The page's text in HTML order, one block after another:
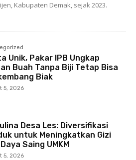
Kabupaten Demak, sejak 2023.
Unik, Pakar IPB Ungkap
Buah Tanpa Biji Tetap Bisa
Biak
5, 2026
Desa Les: Diversifikasi
untuk Meningkatkan Gizi
Saing UMKM
5, 2026